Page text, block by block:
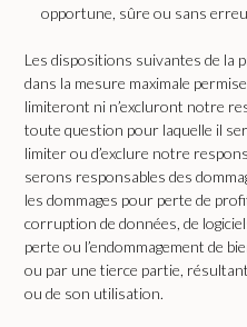
opportune, sûre ou sans
Les dispositions suivantes de la
dans la mesure maximale
limiteront ni n’excluront notre
toute question pour laquelle il
limiter ou d’exclure notre
serons responsables des
les dommages pour perte de
corruption de données, de
perte ou l’endommagement de
ou par une tierce partie,
ou de son utilisation.